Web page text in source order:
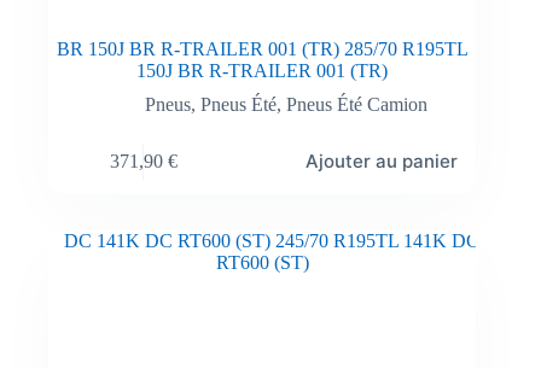
BR 150J BR R-TRAILER 001 (TR) 285/70 R195TL
150J BR R-TRAILER 001 (TR)
Pneus,Pneus Été,Pneus Été Camion
371,90 € Ajouter au panier